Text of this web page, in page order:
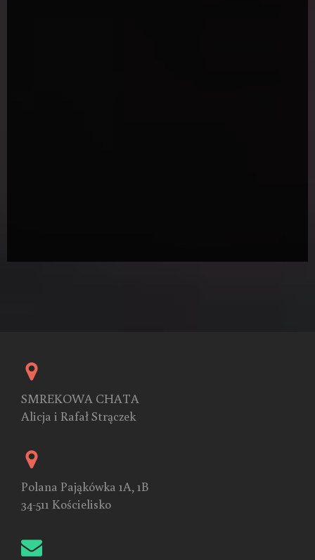
SMREKOWA CHATA
Alicja i Rafał Strączek
Polana Pająkówka 1A, 1B
34-511 Kościelisko